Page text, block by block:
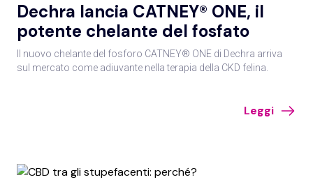
Pesci/acquacoltura Rettili/anfibi
Roditori
Dechra lancia CATNEY® ONE, il
potente chelante del fosfato
Il nuovo chelante del fosforo CATNEY® ONE di Dechra arriva
sul mercato come adiuvante nella terapia della CKD felina.
Leggi